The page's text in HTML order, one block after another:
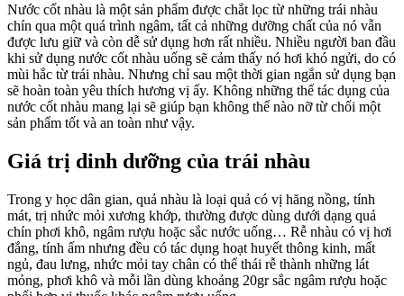
Nước cốt nhàu là một sản phẩm được chắt lọc từ những trái nhàu
chín qua một quá trình ngâm, tất cả những dưỡng chất của nó vẫn
được lưu giữ và còn dễ sử dụng hơn rất nhiều. Nhiều người ban đầu
khi sử dụng nước cốt nhàu uống sẽ cảm thấy nó hơi khó ngửi, do có
mùi hắc từ trái nhàu. Nhưng chỉ sau một thời gian ngắn sử dụng bạn
sẽ hoàn toàn yêu thích hương vị ấy. Không những thế tác dụng của
nước cốt nhàu mang lại sẽ giúp bạn không thể nào nỡ từ chối một
sản phẩm tốt và an toàn như vậy.
Giá trị dinh dưỡng của trái nhàu
Trong y học dân gian, quả nhàu là loại quả có vị hăng nồng, tính
mát, trị nhức mỏi xương khớp, thường được dùng dưới dạng quả
chín phơi khô, ngâm rượu hoặc sắc nước uống… Rễ nhàu có vị hơi
đắng, tính ấm nhưng đều có tác dụng hoạt huyết thông kinh, mất
ngủ, đau lưng, nhức mỏi tay chân có thể thái rễ thành những lát
mỏng, phơi khô và mỗi lần dùng khoảng 20gr sắc ngâm rượu hoặc